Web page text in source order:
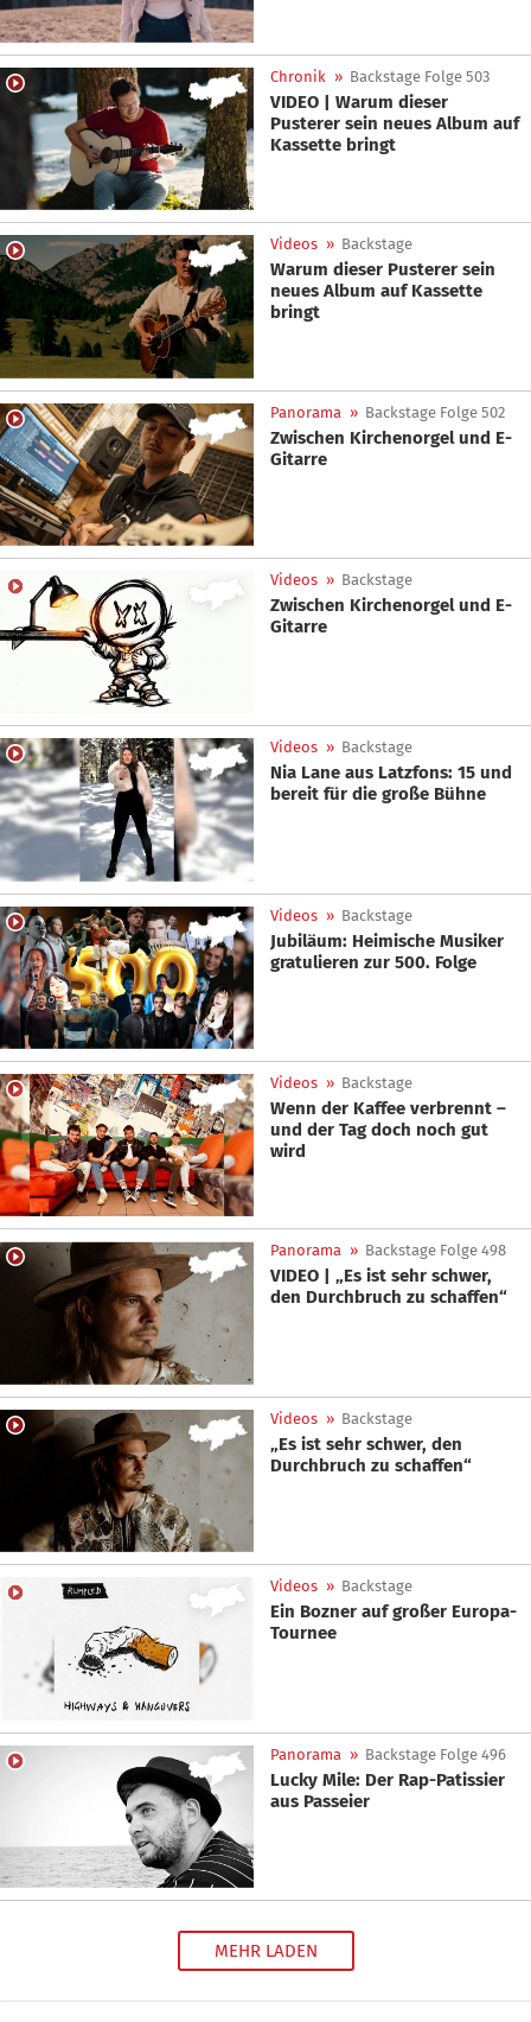
Chronik » Backstage Folge 503
VIDEO | Warum dieser
Pusterer sein neues Album auf
Kassette bringt
Videos » Backstage
Warum dieser Pusterer sein
neues Album auf Kassette
bringt
Panorama » Backstage Folge 502
Zwischen Kirchenorgel und E-
Gitarre
Videos » Backstage
Zwischen Kirchenorgel und E-
Gitarre
Videos » Backstage
Nia Lane aus Latzfons: 15 und
bereit für die große Bühne
Videos » Backstage
Jubiläum: Heimische Musiker
gratulieren zur 500. Folge
Videos » Backstage
Wenn der Kaffee verbrennt –
und der Tag doch noch gut
wird
Panorama » Backstage Folge 498
VIDEO | „Es ist sehr schwer,
den Durchbruch zu schaffen“
Videos » Backstage
„Es ist sehr schwer, den
Durchbruch zu schaffen“
Videos » Backstage
Ein Bozner auf großer Europa-
Tournee
Panorama » Backstage Folge 496
Lucky Mile: Der Rap-Patissier
aus Passeier
MEHR LADEN